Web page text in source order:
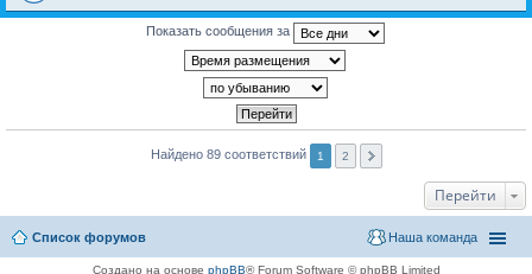
Показать сообщения за
Найдено 89 соответствий 1 2
Перейти
Список форумов Наша команда
Создано на основе phpBB® Forum Software © phpBB Limited